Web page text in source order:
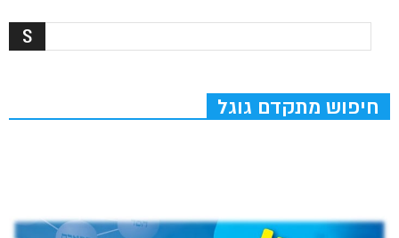
חיפוש מתקדם גוגל